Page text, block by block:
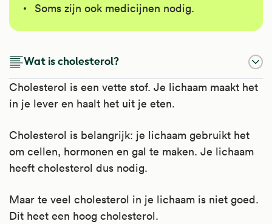
Soms zijn ook medicijnen nodig.
Wat is cholesterol?
Cholesterol is een vette stof. Je lichaam maakt het
in je lever en haalt het uit je eten.
Cholesterol is belangrijk: je lichaam gebruikt het
om cellen, hormonen en gal te maken. Je lichaam
heeft cholesterol dus nodig.
Maar te veel cholesterol in je lichaam is niet goed.
Dit heet een hoog cholesterol.